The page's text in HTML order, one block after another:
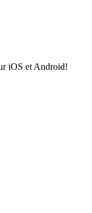
iOS et Android!